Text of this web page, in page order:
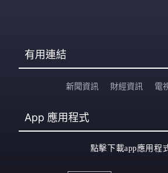
有用連結
新聞資訊 財經資訊 電
App 應用程式
點擊下載app應用程